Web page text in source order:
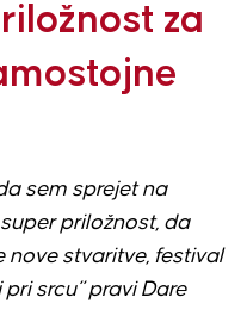
za
sem sprejet na
priložnost, da
stvaritve, festival
srcu” pravi Dare